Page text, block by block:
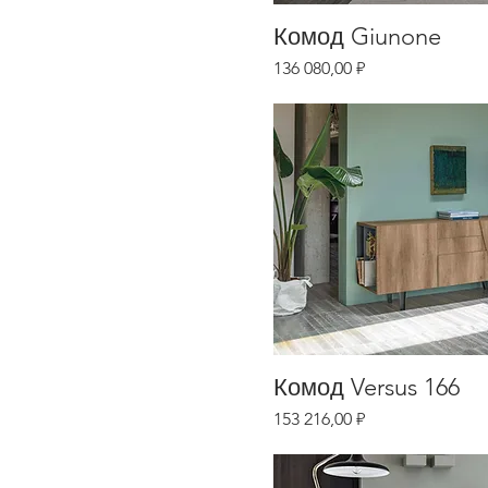
Комод Giunone
Цена
136 080,00 ₽
Комод Versus 166
Цена
153 216,00 ₽